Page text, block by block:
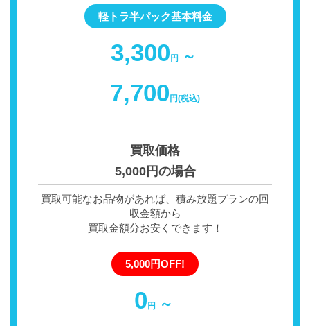
軽トラ半パック基本料金
3,300 円 ～
7,700 円(税込)
買取価格
5,000円の場合
買取可能なお品物があれば、積み放題プランの回
収金額から
買取金額分お安くできます！
5,000円OFF!
0 円 ～